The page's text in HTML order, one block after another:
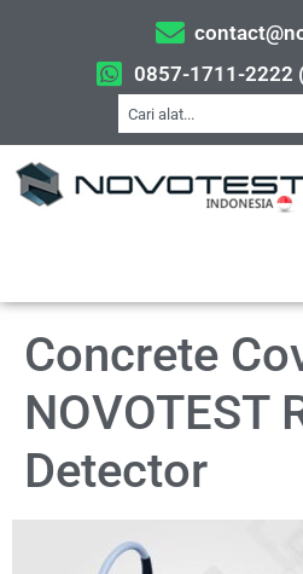
0857-1711-2222
Concrete
NOVOTEST
Detector